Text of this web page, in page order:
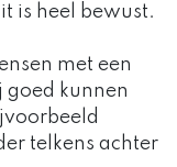
is heel bewust.
met een
kunnen
telkens achter